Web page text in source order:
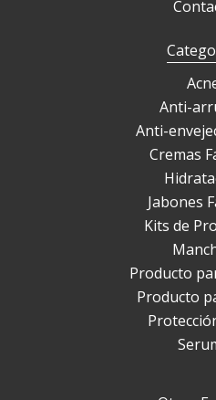
Anti-
Anti-
Cremas
Jabones
Kits de
Producto
Producto